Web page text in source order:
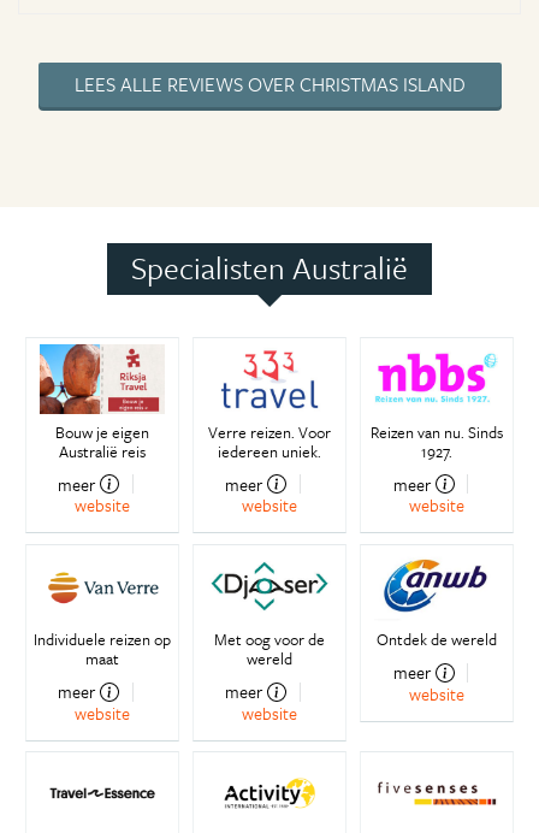
LEES ALLE REVIEWS OVER CHRISTMAS ISLAND
Specialisten Australië
Bouw je eigen
Australië reis
meer
website
Verre reizen. Voor
iedereen uniek.
meer
website
Reizen van nu. Sinds
1927.
meer
website
Individuele reizen op
maat
meer
website
Met oog voor de
wereld
meer
website
Ontdek de wereld
meer
website